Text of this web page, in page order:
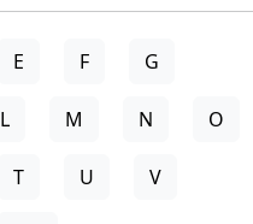
E F G
L M N O
T U V